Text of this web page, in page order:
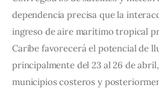
dependencia precisa que la
ingreso de aire marítimo tropical
Caribe favorecerá el potencial de
principalmente del 23 al 26 de
municipios costeros y